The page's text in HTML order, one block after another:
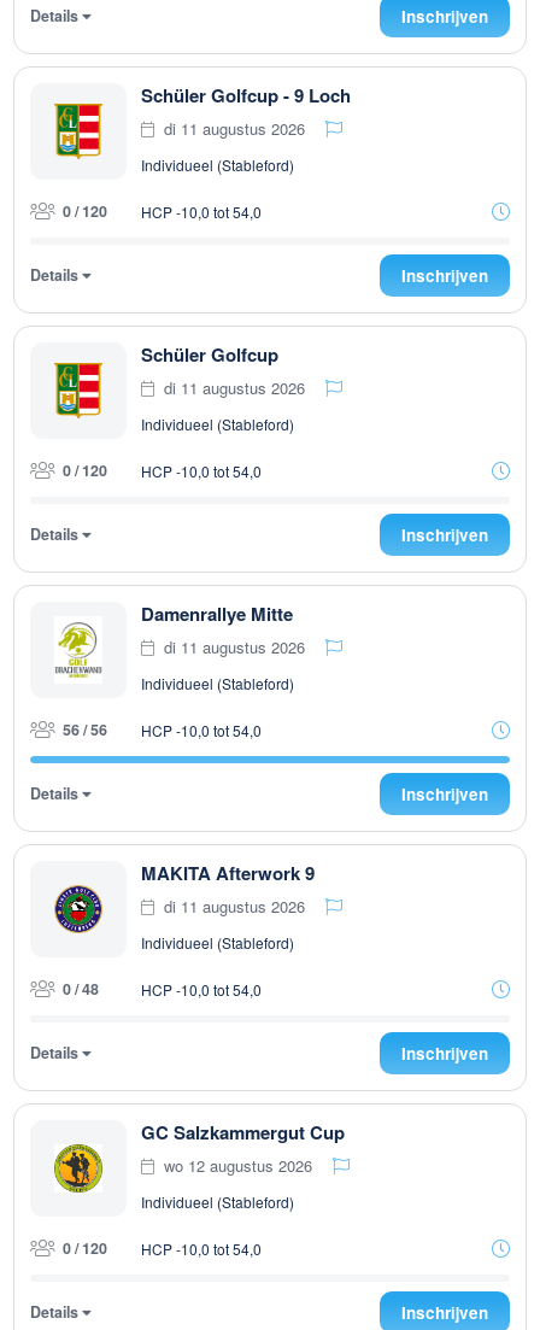
Details Inschrijven
Schüler Golfcup - 9 Loch
di 11 augustus 2026
Individueel (Stableford)
0 / 120 HCP -10,0 tot 54,0
Details Inschrijven
Schüler Golfcup
di 11 augustus 2026
Individueel (Stableford)
0 / 120 HCP -10,0 tot 54,0
Details Inschrijven
Damenrallye Mitte
di 11 augustus 2026
Individueel (Stableford)
56 / 56 HCP -10,0 tot 54,0
Details Inschrijven
MAKITA Afterwork 9
di 11 augustus 2026
Individueel (Stableford)
0 / 48 HCP -10,0 tot 54,0
Details Inschrijven
GC Salzkammergut Cup
wo 12 augustus 2026
Individueel (Stableford)
0 / 120 HCP -10,0 tot 54,0
Details Inschrijven